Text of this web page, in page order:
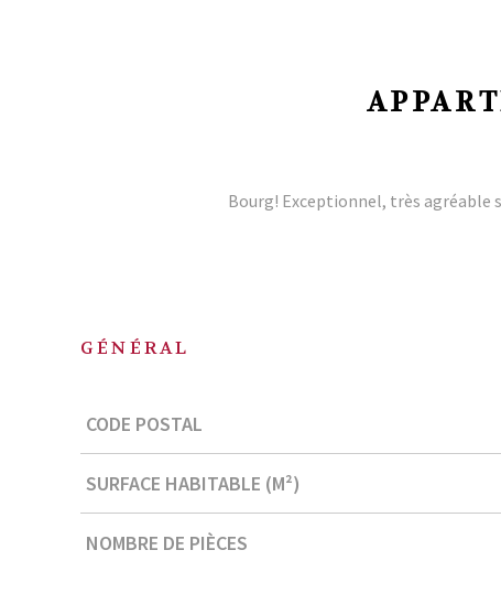
Bourg! Exceptionnel, très agréable
GÉNÉRAL
Caractérisque
CODE POSTAL
SURFACE HABITABLE (M²)
NOMBRE DE PIÈCES